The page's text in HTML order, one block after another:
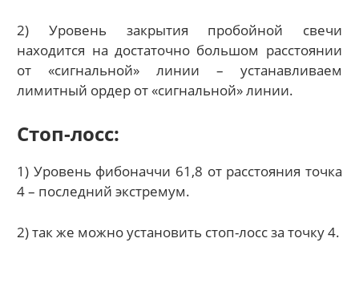
2) Уровень закрытия пробойной свечи
находится на достаточно большом расстоянии
от «сигнальной» линии – устанавливаем
лимитный ордер от «сигнальной» линии.
Стоп-лосс:
1) Уровень фибоначчи 61,8 от расстояния точка
4 – последний экстремум.
2) так же можно установить стоп-лосс за точку 4.